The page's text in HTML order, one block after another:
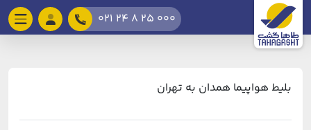
021 24 8 25 000
بلیط هواپیما همدان به تهران